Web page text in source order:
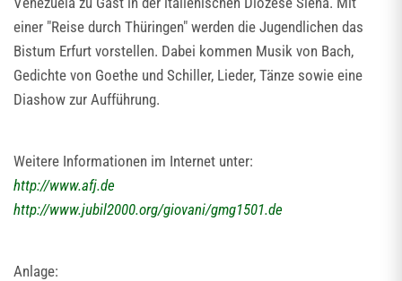
einer "Reise durch Thüringen" werden die Jugendlichen das
Bistum Erfurt vorstellen. Dabei kommen Musik von Bach,
Gedichte von Goethe und Schiller, Lieder, Tänze sowie eine
Diashow zur Aufführung.
Weitere Informationen im Internet unter:
http://www.afj.de
http://www.jubil2000.org/giovani/gmg1501.de
Anlage: